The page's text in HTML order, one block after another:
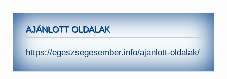
AJÁNLOTT OLDALAK
https://egeszsegesember.info/ajanlott-oldalak/